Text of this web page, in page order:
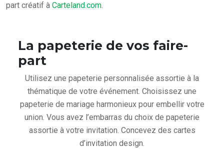
part créatif à Carteland.com.
La papeterie de vos faire-
part
Utilisez une papeterie personnalisée assortie à la
thématique de votre événement. Choisissez une
papeterie de mariage harmonieux pour embellir votre
union. Vous avez l’embarras du choix de papeterie
assortie à votre invitation. Concevez des cartes
d’invitation design.